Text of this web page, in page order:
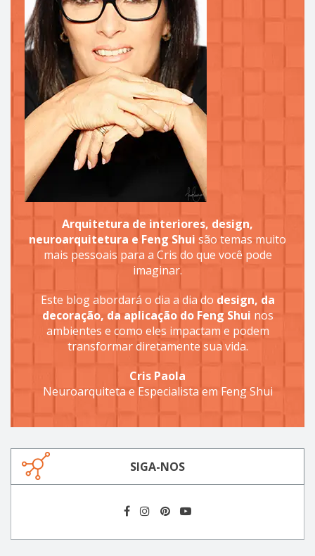
Arquitetura de interiores, design,
neuroarquitetura e Feng Shui são temas muito
mais pessoais para a Cris do que você pode
imaginar.
Este blog abordará o dia a dia do design, da
decoração, da aplicação do Feng Shui nos
ambientes e como eles impactam e podem
transformar diretamente sua vida.
Cris Paola
Neuroarquiteta e Especialista em Feng Shui
SIGA-NOS